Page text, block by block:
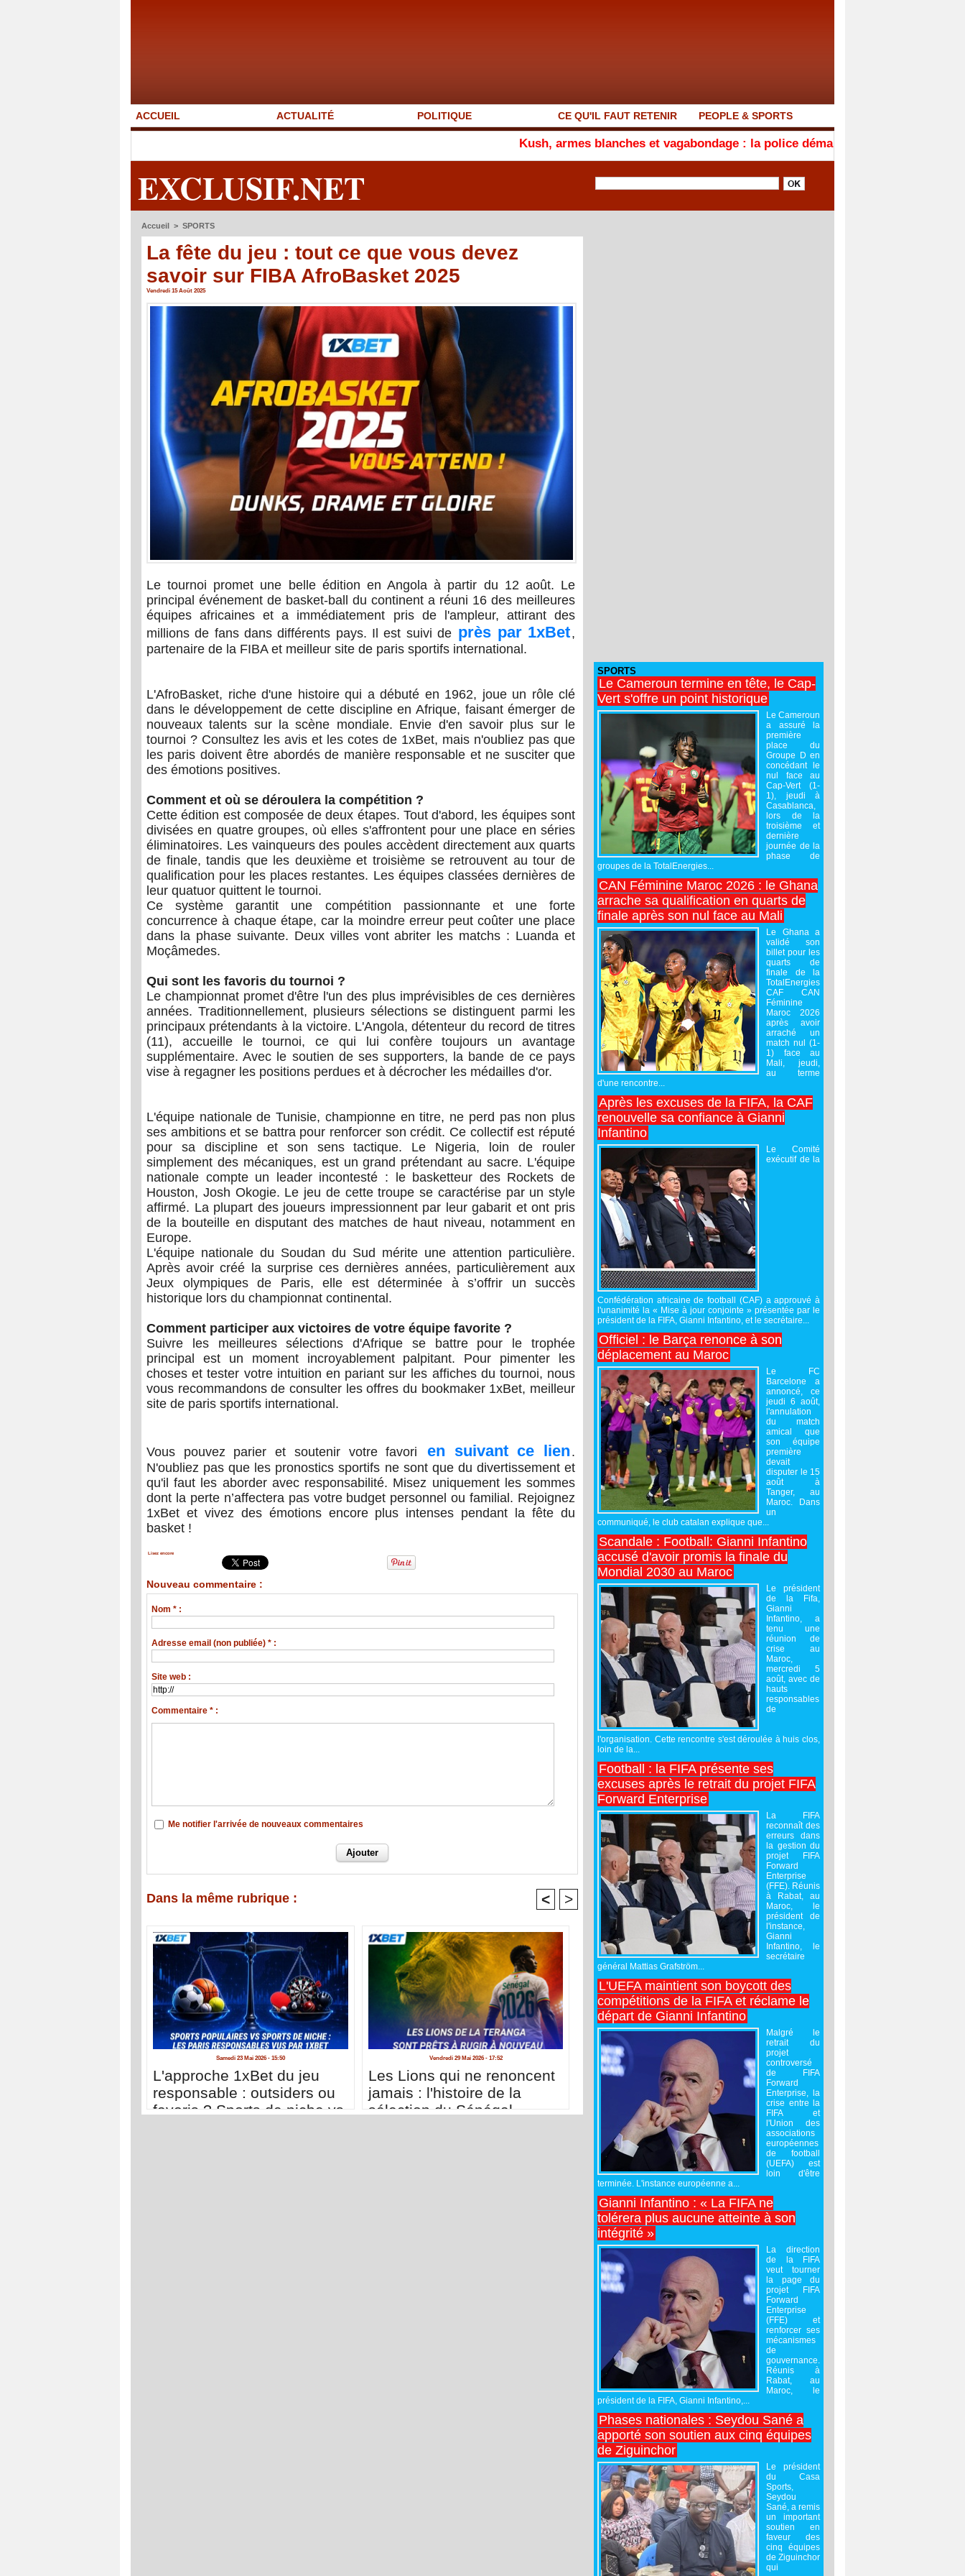
ACCUEIL ACTUALITÉ POLITIQUE CE QU'IL FAUT RETENIR PEOPLE & SPORTS
Kush, armes blanches et vagabondage : la police démantèle un foyer d'insécurité à la
EXCLUSIF.NET
Accueil > SPORTS
La fête du jeu : tout ce que vous devez
savoir sur FIBA AfroBasket 2025
Vendredi 15 Août 2025
Le tournoi promet une belle édition en Angola à partir du 12 août. Le
principal événement de basket-ball du continent a réuni 16 des meilleures
équipes africaines et a immédiatement pris de l'ampleur, attirant des
millions de fans dans différents pays. Il est suivi de près par 1xBet,
partenaire de la FIBA et meilleur site de paris sportifs international.
L'AfroBasket, riche d'une histoire qui a débuté en 1962, joue un rôle clé
dans le développement de cette discipline en Afrique, faisant émerger de
nouveaux talents sur la scène mondiale. Envie d'en savoir plus sur le
tournoi ? Consultez les avis et les cotes de 1xBet, mais n'oubliez pas que
les paris doivent être abordés de manière responsable et ne susciter que
des émotions positives.
Comment et où se déroulera la compétition ?
Cette édition est composée de deux étapes. Tout d'abord, les équipes sont
divisées en quatre groupes, où elles s'affrontent pour une place en séries
éliminatoires. Les vainqueurs des poules accèdent directement aux quarts
de finale, tandis que les deuxième et troisième se retrouvent au tour de
qualification pour les places restantes. Les équipes classées dernières de
leur quatuor quittent le tournoi.
Ce système garantit une compétition passionnante et une forte
concurrence à chaque étape, car la moindre erreur peut coûter une place
dans la phase suivante. Deux villes vont abriter les matchs : Luanda et
Moçâmedes.
Qui sont les favoris du tournoi ?
Le championnat promet d'être l'un des plus imprévisibles de ces dernières
années. Traditionnellement, plusieurs sélections se distinguent parmi les
principaux prétendants à la victoire. L'Angola, détenteur du record de titres
(11), accueille le tournoi, ce qui lui confère toujours un avantage
supplémentaire. Avec le soutien de ses supporters, la bande de ce pays
vise à regagner les positions perdues et à décrocher les médailles d'or.
L'équipe nationale de Tunisie, championne en titre, ne perd pas non plus
ses ambitions et se battra pour renforcer son crédit. Ce collectif est réputé
pour sa discipline et son sens tactique. Le Nigeria, loin de rouler
simplement des mécaniques, est un grand prétendant au sacre. L'équipe
nationale compte un leader incontesté : le basketteur des Rockets de
Houston, Josh Okogie. Le jeu de cette troupe se caractérise par un style
affirmé. La plupart des joueurs impressionnent par leur gabarit et ont pris
de la bouteille en disputant des matches de haut niveau, notamment en
Europe.
L'équipe nationale du Soudan du Sud mérite une attention particulière.
Après avoir créé la surprise ces dernières années, particulièrement aux
Jeux olympiques de Paris, elle est déterminée à s’offrir un succès
historique lors du championnat continental.
Comment participer aux victoires de votre équipe favorite ?
Suivre les meilleures sélections d'Afrique se battre pour le trophée
principal est un moment incroyablement palpitant. Pour pimenter les
choses et tester votre intuition en pariant sur les affiches du tournoi, nous
vous recommandons de consulter les offres du bookmaker 1xBet, meilleur
site de paris sportifs international.
Vous pouvez parier et soutenir votre favori en suivant ce lien .
N'oubliez pas que les pronostics sportifs ne sont que du divertissement et
qu'il faut les aborder avec responsabilité. Misez uniquement les sommes
dont la perte n’affectera pas votre budget personnel ou familial. Rejoignez
1xBet et vivez des émotions encore plus intenses pendant la fête du
basket !
Lisez encore
Nouveau commentaire :
Nom * :
Adresse email (non publiée) * :
Site web :
Commentaire * :
Me notifier l'arrivée de nouveaux commentaires
Dans la même rubrique : < >
Samedi 23 Mai 2026 - 15:50
L'approche 1xBet du jeu
responsable : outsiders ou
favoris ? Sports de niche vs
Vendredi 29 Mai 2026 - 17:52
Les Lions qui ne renoncent
jamais : l'histoire de la
sélection du Sénégal
SPORTS
Le Cameroun termine en tête, le Cap-
Vert s'offre un point historique
Le Cameroun
a assuré la
première
place du
Groupe D en
concédant le
nul face au
Cap-Vert (1-
1), jeudi à
Casablanca,
lors de la
troisième et
dernière
journée de la
phase de
groupes de la TotalEnergies...
CAN Féminine Maroc 2026 : le Ghana
arrache sa qualification en quarts de
finale après son nul face au Mali
Le Ghana a
validé son
billet pour les
quarts de
finale de la
TotalEnergies
CAF CAN
Féminine
Maroc 2026
après avoir
arraché un
match nul (1-
1) face au
Mali, jeudi,
au terme
d'une rencontre...
Après les excuses de la FIFA, la CAF
renouvelle sa confiance à Gianni
Infantino
Le Comité
exécutif de la
Confédération africaine de football (CAF) a approuvé à
l'unanimité la « Mise à jour conjointe » présentée par le
président de la FIFA, Gianni Infantino, et le secrétaire...
Officiel : le Barça renonce à son
déplacement au Maroc
Le FC
Barcelone a
annoncé, ce
jeudi 6 août,
l'annulation
du match
amical que
son équipe
première
devait
disputer le 15
août à
Tanger, au
Maroc. Dans
un
communiqué, le club catalan explique que...
Scandale : Football: Gianni Infantino
accusé d'avoir promis la finale du
Mondial 2030 au Maroc
Le président
de la Fifa,
Gianni
Infantino, a
tenu une
réunion de
crise au
Maroc,
mercredi 5
août, avec de
hauts
responsables
de
l'organisation. Cette rencontre s'est déroulée à huis clos,
loin de la...
Football : la FIFA présente ses
excuses après le retrait du projet FIFA
Forward Enterprise
La FIFA
reconnaît des
erreurs dans
la gestion du
projet FIFA
Forward
Enterprise
(FFE). Réunis
à Rabat, au
Maroc, le
président de
l'instance,
Gianni
Infantino, le
secrétaire
général Mattias Grafström...
L'UEFA maintient son boycott des
compétitions de la FIFA et réclame le
départ de Gianni Infantino
Malgré le
retrait du
projet
controversé
de FIFA
Forward
Enterprise, la
crise entre la
FIFA et
l'Union des
associations
européennes
de football
(UEFA) est
loin d'être
terminée. L'instance européenne a...
Gianni Infantino : « La FIFA ne
tolérera plus aucune atteinte à son
intégrité »
La direction
de la FIFA
veut tourner
la page du
projet FIFA
Forward
Enterprise
(FFE) et
renforcer ses
mécanismes
de
gouvernance.
Réunis à
Rabat, au
Maroc, le
président de la FIFA, Gianni Infantino,...
Phases nationales : Seydou Sané a
apporté son soutien aux cinq équipes
de Ziguinchor
Le président
du Casa
Sports,
Seydou
Sané, a remis
un important
soutien en
faveur des
cinq équipes
de Ziguinchor
qui